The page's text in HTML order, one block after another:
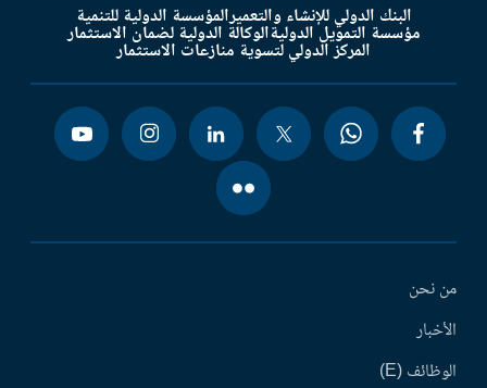
البنك الدولي للإنشاء والتعميرالمؤسسة الدولية للتنمية
مؤسسة التمويل الدوليةالوكالة الدولية لضمان الاستثمار
المركز الدولي لتسوية منازعات الاستثمار
من نحن
الأخبار
الوظائف (E)